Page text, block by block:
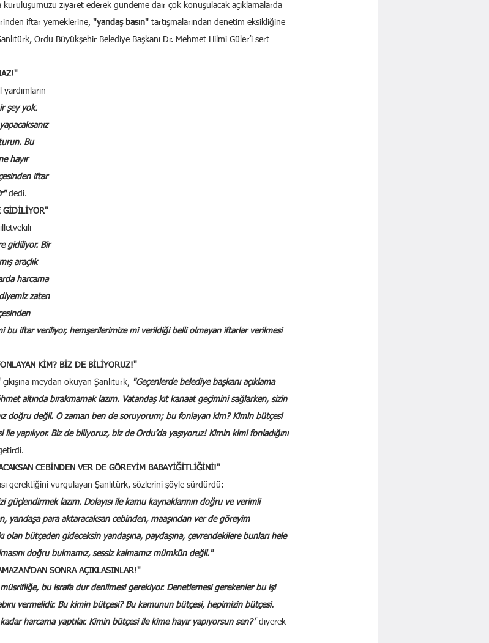
kuruluşumuzu ziyaret ederek gündeme dair çok konuşulacak açıklamalarda
iftar yemeklerine, "yandaş basın" tartışmalarından denetim eksikliğine
Ordu Büyükşehir Belediye Başkanı Dr. Mehmet Hilmi Güler’i sert
şey yok.
Bu
hayır
iftar
dedi.
GİDİLİYOR"
gidiliyor. Bir
araçlık
harcama
zaten
bu iftar veriliyor, hemşerilerimize mi verildiği belli olmayan iftarlar verilmesi
KİM? BİZ DE BİLİYORUZ!"
çıkışına meydan okuyan Şanlıtürk, "Geçenlerde belediye başkanı açıklama
altında bırakmamak lazım. Vatandaş kıt kanaat geçimini sağlarken, sizin
doğru değil. O zaman ben de soruyorum; bu fonlayan kim? Kimin bütçesi
yapılıyor. Biz de biliyoruz, biz de Ordu’da yaşıyoruz! Kimin kimi fonladığını
CEBİNDEN VER DE GÖREYİM BABAYİĞİTLİĞİNİ!"
gerektiğini vurgulayan Şanlıtürk, sözlerini şöyle sürdürdü:
güçlendirmek lazım. Dolayısı ile kamu kaynaklarının doğru ve verimli
yandaşa para aktaracaksan cebinden, maaşından ver de göreyim
bütçeden gideceksin yandaşına, paydaşına, çevrendekilere bunları hele
doğru bulmamız, sessiz kalmamız mümkün değil."
SONRA AÇIKLASINLAR!"
bu israfa dur denilmesi gerekiyor. Denetlemesi gerekenler bu işi
vermelidir. Bu kimin bütçesi? Bu kamunun bütçesi, hepimizin bütçesi.
kadar harcama yaptılar. Kimin bütçesi ile kime hayır yapıyorsun sen?" diyerek